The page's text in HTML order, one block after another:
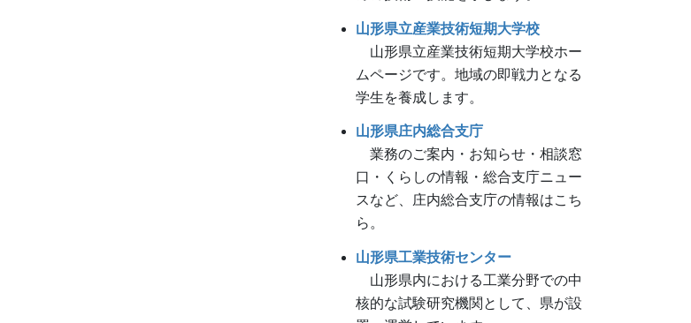
山形県立産業技術短期大学校
山形県立産業技術短期大学校ホー
ムページです。地域の即戦力となる
学生を養成します。
山形県庄内総合支庁
業務のご案内・お知らせ・相談窓
口・くらしの情報・総合支庁ニュー
スなど、庄内総合支庁の情報はこち
ら。
山形県工業技術センター
山形県内における工業分野での中
核的な試験研究機関として、県が設